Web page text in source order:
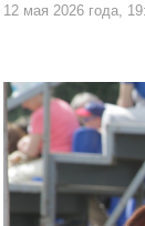
12 мая 2026 года,